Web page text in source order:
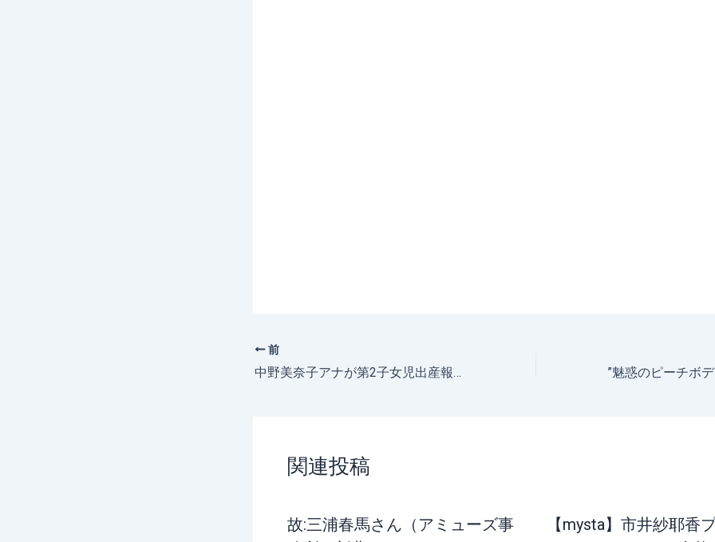
前
中野美奈子アナが第2子女児出産報告 愛娘との“2ショット”に幸福感溢れる
関連投稿
故:三浦春馬さん（アミューズ事
【mysta】市井紗耶香